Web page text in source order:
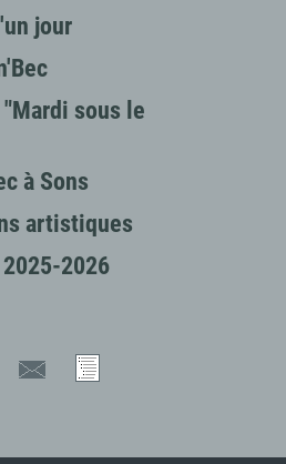
jour
"Mardi sous le
à Sons
artistiques
2026